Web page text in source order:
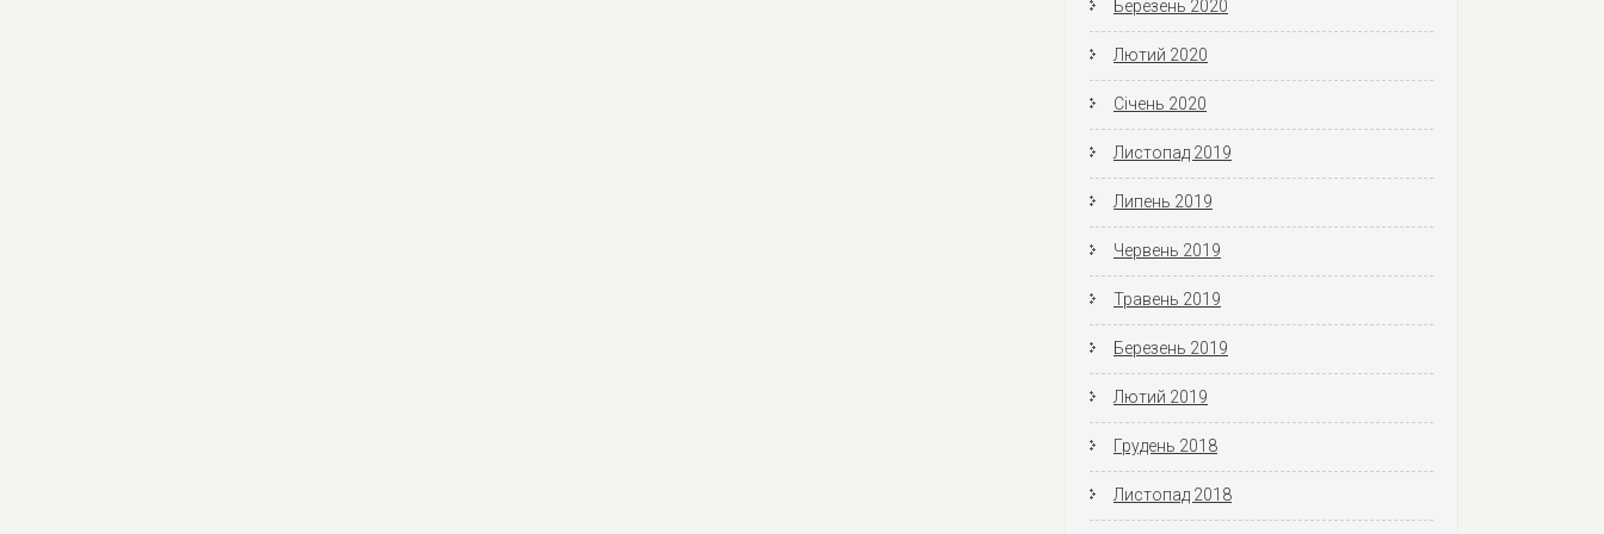
Березень 2020
Лютий 2020
Січень 2020
Листопад 2019
Липень 2019
Червень 2019
Травень 2019
Березень 2019
Лютий 2019
Грудень 2018
Листопад 2018